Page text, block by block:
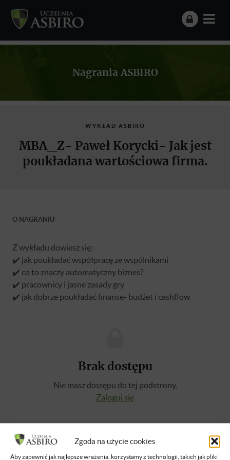
Zgoda na użycie cookies
Aby zapewnić jak najlepsze wrażenia, korzystamy z technologii, takich jak pliki
Nagrania ASBIRO
WYKŁAD ASBIRO
MBA_Z- Paweł Korycki- Jak jest
poukładana wartościowa firma.
O NAGRANIU
Z wykładu dowiesz się:
✔️ jak poukładać współpracę ze wspólnikami
✔️ co to znaczy automatyczny biznes?
✔️ pracownicy i jasne zasady gry
✔️ jak dobrze poukładać finanse- budżet i cashflow
Brak dostępu
Nie masz dostępu do tej podstrony.
Zaloguj się